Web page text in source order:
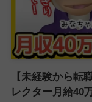
【未経験から転
レクター月給40